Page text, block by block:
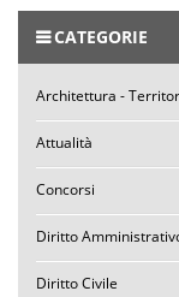
CATEGORIE
Architettura -
Attualità
Concorsi
Diritto
Diritto Civile